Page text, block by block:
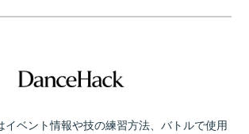
イベント情報や技の練習方法、バトルで使用